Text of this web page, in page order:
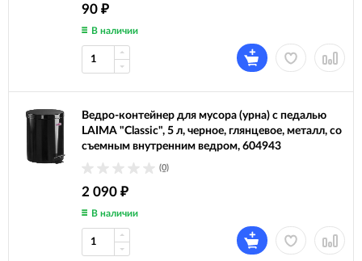
90 ₽
В наличии
Ведро-контейнер для мусора (урна) с педалью
LAIMA "Classic", 5 л, черное, глянцевое, металл, со
съемным внутренним ведром, 604943
(0)
2 090 ₽
В наличии